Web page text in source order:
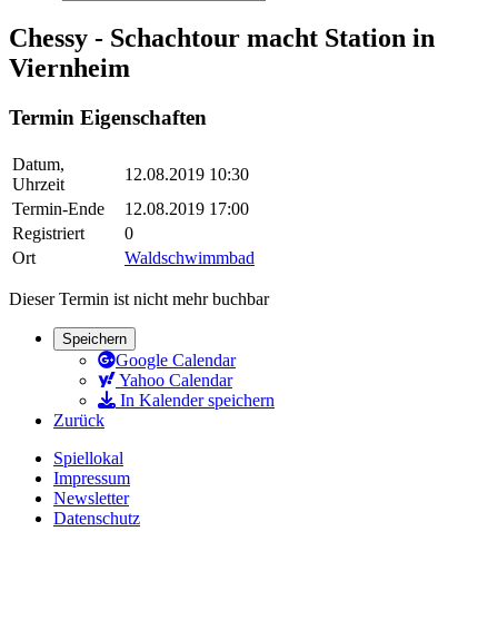
Chessy - Schachtour macht Station in
Viernheim
Termin Eigenschaften
Datum,
Uhrzeit
12.08.2019 10:30
Termin-Ende
12.08.2019 17:00
Registriert
0
Ort
Waldschwimmbad
Dieser Termin ist nicht mehr buchbar
Speichern
Google Calendar
Yahoo Calendar
In Kalender speichern
Zurück
Spiellokal
Impressum
Newsletter
Datenschutz